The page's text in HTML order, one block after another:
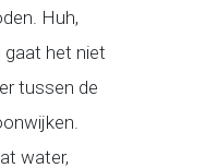
Huh,
gaat het niet
tussen de
water,